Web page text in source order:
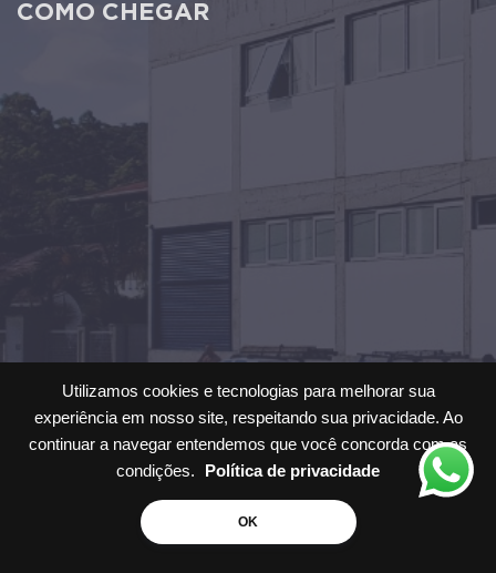
Utilizamos cookies e tecnologias para melhorar sua
experiência em nosso site, respeitando sua privacidade. Ao
continuar a navegar entendemos que você concorda com as
condições.
Política de privacidade
OK
COMO CHEGAR
Solicite um